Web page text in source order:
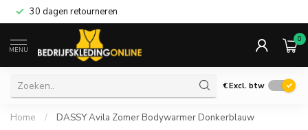
30 dagen retourneren
MENU
0
€Excl. btw
Home / DASSY Avila Zomer Bodywarmer Donkerblauw